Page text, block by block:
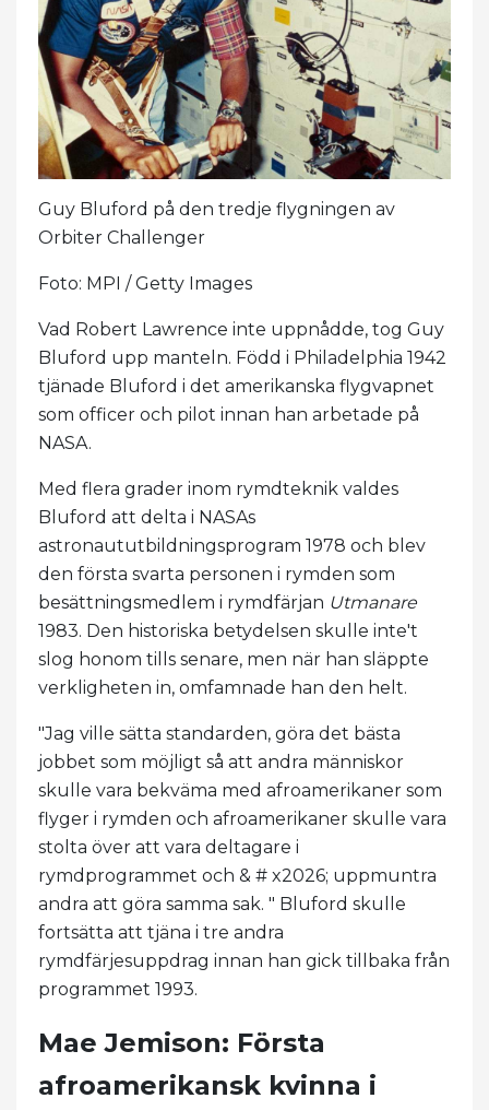
Guy Bluford på den tredje flygningen av
Orbiter Challenger
Foto: MPI / Getty Images
Vad Robert Lawrence inte uppnådde, tog Guy
Bluford upp manteln. Född i Philadelphia 1942
tjänade Bluford i det amerikanska flygvapnet
som officer och pilot innan han arbetade på
NASA.
Med flera grader inom rymdteknik valdes
Bluford att delta i NASAs
astronaututbildningsprogram 1978 och blev
den första svarta personen i rymden som
besättningsmedlem i rymdfärjan Utmanare
1983. Den historiska betydelsen skulle inte't
slog honom tills senare, men när han släppte
verkligheten in, omfamnade han den helt.
"Jag ville sätta standarden, göra det bästa
jobbet som möjligt så att andra människor
skulle vara bekväma med afroamerikaner som
flyger i rymden och afroamerikaner skulle vara
stolta över att vara deltagare i
rymdprogrammet och & # x2026; uppmuntra
andra att göra samma sak. " Bluford skulle
fortsätta att tjäna i tre andra
rymdfärjesuppdrag innan han gick tillbaka från
programmet 1993.
Mae Jemison: Första
afroamerikansk kvinna i